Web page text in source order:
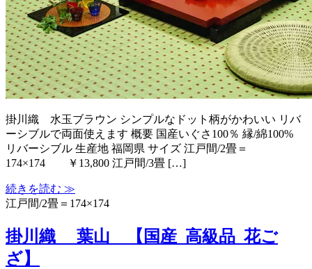
掛川織 水玉ブラウン シンプルなドット柄がかわいい リバ
ーシブルで両面使えます 概要 国産いぐさ100％ 縁/綿100%
リバーシブル 生産地 福岡県 サイズ 江戸間/2畳＝
174×174 ￥13,800 江戸間/3畳 […]
続きを読む ≫
江戸間/2畳＝174×174
掛川織 葉山 【国産_高級品_花ご
ざ】